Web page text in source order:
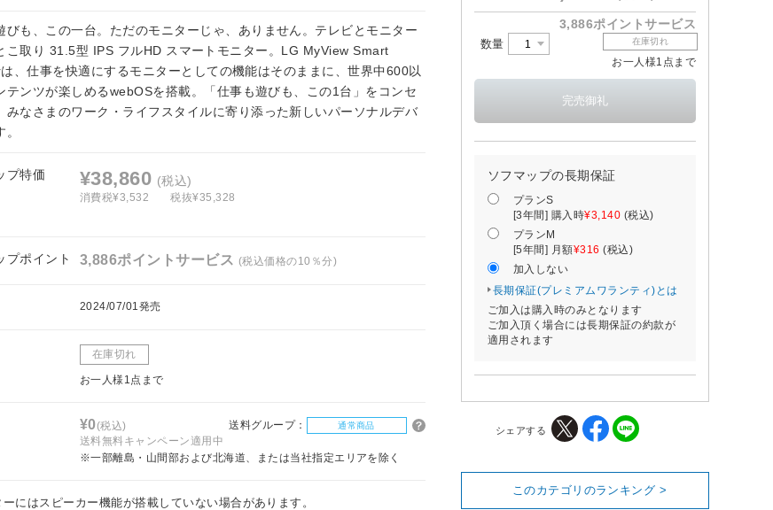
びも、この一台。ただのモニターじゃ、ありません。テレビとモニター
こ取り 31.5型 IPS フルHD スマートモニター。LG MyView Smart
、仕事を快適にするモニターとしての機能はそのままに、世界中600以
テンツが楽しめるwebOSを搭載。「仕事も遊びも、この1台」をコンセ
みなさまのワーク・ライフスタイルに寄り添った新しいパーソナルデバ
プ特価 ¥38,860 (税込)
消費税¥3,532 税抜¥35,328
プポイント 3,886ポイントサービス (税込価格の10％分)
2024/07/01発売
在庫切れ
お一人様1点まで
¥0(税込) 送料グループ： 通常商品
送料無料キャンペーン適用中
※一部離島・山間部および北海道、または当社指定エリアを除く
にはスピーカー機能が搭載していない場合があります。
3,886ポイントサービス
数量 在庫切れ
お一人様1点まで
ソフマップの長期保証
プランS
[3年間] 購入時¥3,140 (税込)
プランM
[5年間] 月額¥316 (税込)
加入しない
長期保証(プレミアムワランティ)とは
ご加入は購入時のみとなります
ご加入頂く場合には長期保証の約款が
適用されます
シェアする
このカテゴリのランキング >